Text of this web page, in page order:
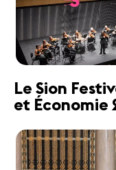
Le Sion
et Économie